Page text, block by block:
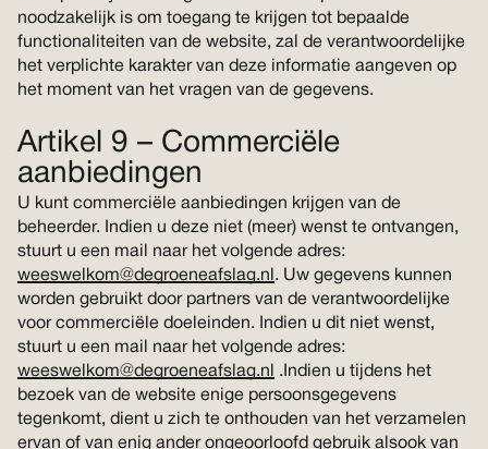
noodzakelijk is om toegang te krijgen tot bepaalde
functionaliteiten van de website, zal de verantwoordelijke
het verplichte karakter van deze informatie aangeven op
het moment van het vragen van de gegevens.
Artikel 9 – Commerciële
aanbiedingen
U kunt commerciële aanbiedingen krijgen van de
beheerder. Indien u deze niet (meer) wenst te ontvangen,
stuurt u een mail naar het volgende adres:
weeswelkom@degroeneafslag.nl . Uw gegevens kunnen
worden gebruikt door partners van de verantwoordelijke
voor commerciële doeleinden. Indien u dit niet wenst,
stuurt u een mail naar het volgende adres:
weeswelkom@degroeneafslag.nl
.Indien u tijdens het
bezoek van de website enige persoonsgegevens
tegenkomt, dient u zich te onthouden van het verzamelen
ervan of van enig ander ongeoorloofd gebruik alsook van